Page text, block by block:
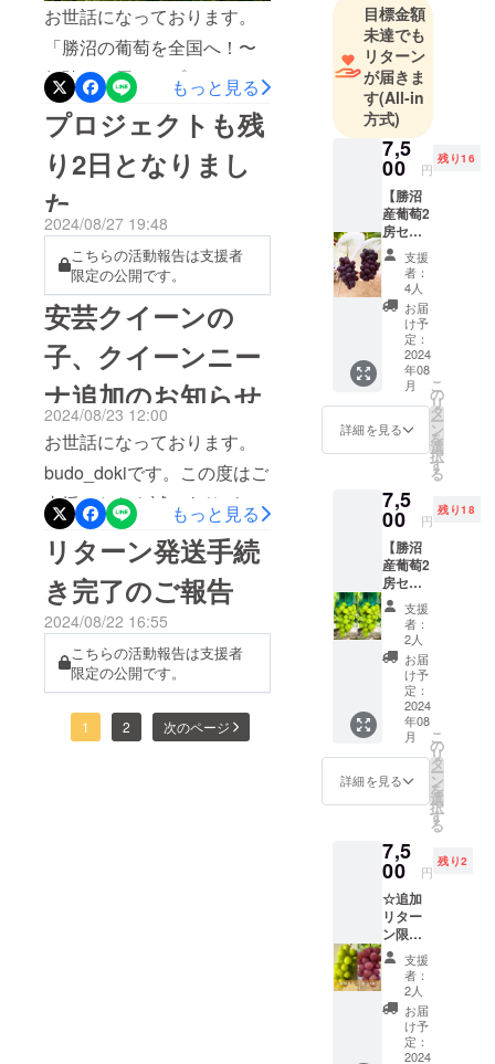
お世話になっております。
「勝沼の葡萄を全国へ！〜
無駄なく届けるプロジェク
ト〜」プロジェクトオー
ナーのbudo_dokiです。プロ
ジェクトも残り1日となりま
した。ここまでbudo-dokiの
活動を見届けてくださり、
改めて感謝申し上げます。
ここで、次回プロジェクト
の予告をさせて頂きたいと
思います。budo-dokiは、現
行のプロジェクト終了後、
新たなプロジェクトとして
「【勝沼直送レア葡萄・限
定20箱】９月収穫の見目麗
しい希少葡萄を食べてみて
ほしい」を実施予定です。
新たなプロジェクトでは、9
月に収穫を迎える希少品種
である赤シャインマスカッ
トとマイハートが初登場し
ます。8月に続き収穫を迎え
ているシャインマスカット
もっと見る
プロジェクトも残
り2日となりまし
た
2024/08/27 19:48
こちらの活動報告は支援者
限定の公開です。
安芸クイーンの
子、クイーンニー
ナ追加のお知らせ
2024/08/23 12:00
お世話になっております。
budo_dokiです。この度はご
支援いただき誠にありがと
うございます。8月下旬頃よ
り、安芸クイーンの子であ
るクイーンニーナが収穫時
期を迎えました。新たにリ
ターンとしても追加しまし
たので宜しければご覧くだ
さい。片親に安芸クイーン
もっと見る
リターン発送手続
き完了のご報告
2024/08/22 16:55
こちらの活動報告は支援者
限定の公開です。
1 2 次のページ
目標金額
未達でも
リターン
が届きま
す(All-in
方式)
7,5
00 円
残り16
【勝沼
産葡萄2
房セッ
ト】ピ
オーネ×
ピオー
ネ(送料
込) 勝沼
産ピ
オーネ
を2房お
届けい
たしま
す。
【重
量】(目
あたり
700~80
0g前後
【配送
方法】
通常便
(常温便)
【賞味
期限、
保存方
法】到
着後、
30分~1
時間程
冷やし
てから
できる
上がり
頂くこ
とをお
勧めい
たしま
す。冷
蔵保存
される
場合
は、2~3
日目安
をお勧
支援
者：
4人
お届
け予
定：
2024
年08
月
詳細を見る
こ
の
リ
タ
ー
ン
を
選
択
す
る
7,5
00 円
残り18
【勝沼
産葡萄2
房セッ
ト】
シャイ
ンマス
カット×
シャイ
ンマス
カット
(送料込)
勝沼産
シャイ
ンマス
カット
を2房お
たしま
す。
【重
量】(目
安）1房
あたり
700~80
0g前後
【配送
方法】
通常便
(常温便)
【賞味
支援
者：
2人
お届
け予
定：
2024
年08
月
詳細を見る
こ
の
リ
タ
ー
ン
を
選
択
す
る
7,5
00 円
残り2
☆追加
リター
ン限定4
箱︎☆勝
沼産
シャイ
ンマス
カット
とク
イーン
支援
者：
2人
お届
け予
定：
2024